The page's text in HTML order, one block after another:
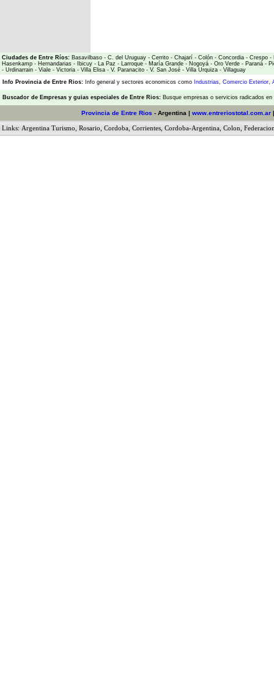
Ciudades de Entre Ríos: Basavilbaso - C. del Uruguay - Cerrito - Chajarí - Colón - Concordia - Crespo -
Hasenkamp - Hernandarias - Ibicuy - La Paz - Larroque - María Grande - Nogoyá - Oro Verde - Paraná -
- Urdinarrain - Viale - Victoria - Villa Elisa - V. Paranacito - V. San José - Villa Urquiza - Villaguay
Info Provincia de Entre Rios: Info general y sectores economicos como Industrias, Comercio Exterior,
Buscador de Empresas y guias especiales de Entre Rios: Busque empresas o servicios radicados
Provincia de Entre Rios - Argentina | www.entreriostotal.com.ar
Links: Argentina Turismo Rosario Cordoba Corrientes Cordoba-Argentina Colon